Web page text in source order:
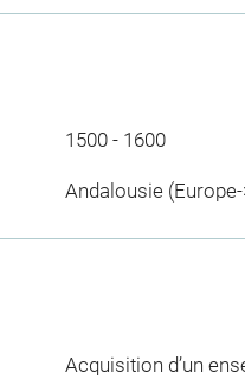
1500 - 1600
Andalousie
Acquisition d’un